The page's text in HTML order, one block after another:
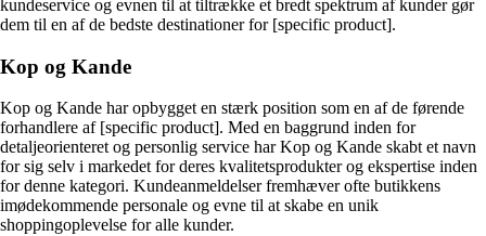
kundeservice og evnen til at tiltrække et bredt spektrum af kunder gør
dem til en af de bedste destinationer for [specific product].
Kop og Kande
Kop og Kande har opbygget en stærk position som en af de førende
forhandlere af [specific product]. Med en baggrund inden for
detaljeorienteret og personlig service har Kop og Kande skabt et navn
for sig selv i markedet for deres kvalitetsprodukter og ekspertise inden
for denne kategori. Kundeanmeldelser fremhæver ofte butikkens
imødekommende personale og evne til at skabe en unik
shoppingoplevelse for alle kunder.